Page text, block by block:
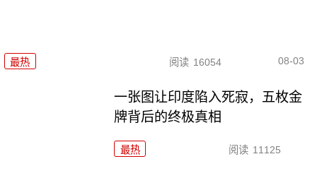
最热 阅读 16054 08-03
一张图让印度陷入死寂，五枚金
牌背后的终极真相
最热 阅读 11125